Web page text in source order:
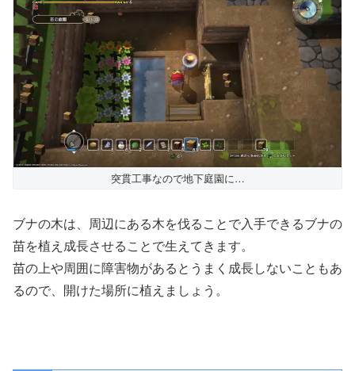
突貫工事なので地下庭園に…
ブナの木は、周辺にある木を伐ることで入手できるブナの
苗を植え成長させることで生えてきます。
苗の上や周囲に障害物があるとうまく成長しないこともあ
るので、開けた場所に植えましょう。